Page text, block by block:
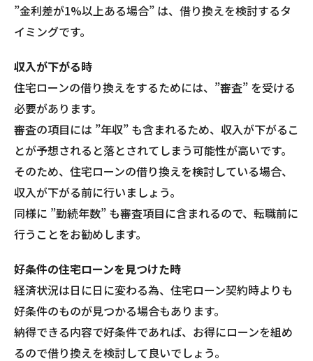
”金利差が1%以上ある場合” は、借り換えを検討するタ
イミングです。
収入が下がる時
住宅ローンの借り換えをするためには、”審査” を受ける
必要があります。
審査の項目には ”年収” も含まれるため、収入が下がるこ
とが予想されると落とされてしまう可能性が高いです。
そのため、住宅ローンの借り換えを検討している場合、
収入が下がる前に行いましょう。
同様に ”勤続年数” も審査項目に含まれるので、転職前に
行うことをお勧めします。
好条件の住宅ローンを見つけた時
経済状況は日に日に変わる為、住宅ローン契約時よりも
好条件のものが見つかる場合もあります。
納得できる内容で好条件であれば、お得にローンを組め
るので借り換えを検討して良いでしょう。